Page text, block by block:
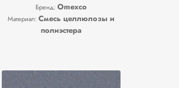
Бренд: Omexco
Материал: Смесь целлюлозы и
полиэстера